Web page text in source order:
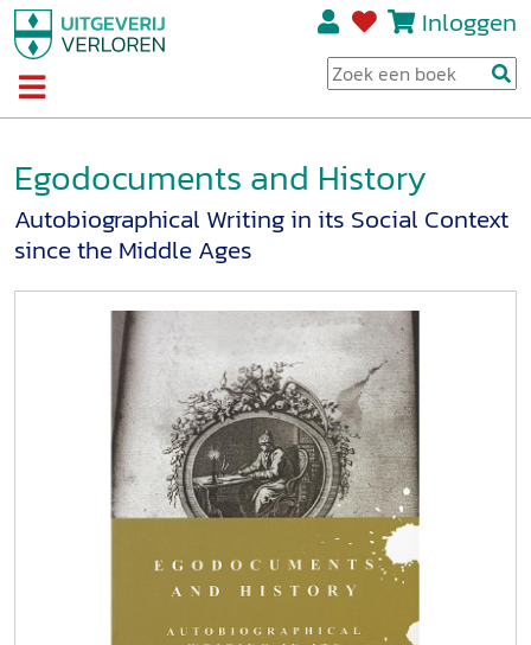
Inloggen
Egodocuments and History
Autobiographical Writing in its Social Context
since the Middle Ages